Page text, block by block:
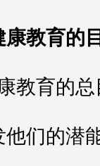
康教育的
教育的
他们的潜